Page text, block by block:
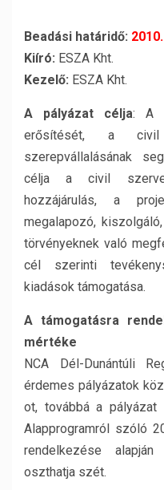
Beadási határidő:
Kiíró: ESZA Kht.
Kezelő: ESZA Kht.
A pályázat célja: A
erősítését, a civil
szerepvállalásának
célja a civil
hozzájárulás, a
megalapozó,
törvényeknek való
cél szerinti
kiadások támogatása.
A támogatásra
mértéke
NCA Dél-Dunántúli
érdemes pályázatok
ot, továbbá a
Alapprogramról szóló
rendelkezése
oszthatja szét.